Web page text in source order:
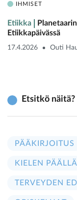
IHMISET
Etiikka
Etiikkapäivässä
17.4.2026 Outi
Etsitkö näitä?
PÄÄKIRJOITUS
KIELEN PÄÄLLÄ
TERVEYDEN